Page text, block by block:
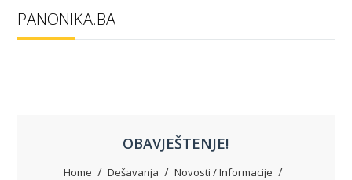
PANONIKA.BA
OBAVJEŠTENJE!
Home Dešavanja
Novosti / Informacije